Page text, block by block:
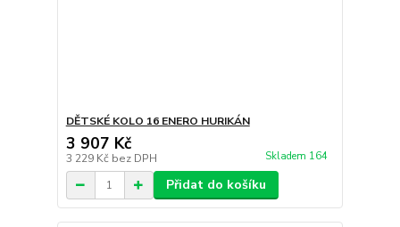
DĚTSKÉ KOLO 16 ENERO HURIKÁN
3 907 Kč
3 229 Kč bez DPH Skladem 164
Přidat do košíku